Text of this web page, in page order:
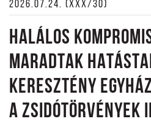
2026.07.24. (XXX/30)
HALÁLOS
MARADTAK
KERESZTÉNY
A ZSIDÓTÖRVÉNYEK